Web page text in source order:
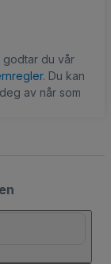
du vår
. Du kan
av når som